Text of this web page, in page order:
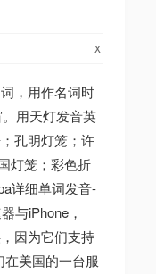
x
，用作名词时
。用天灯发音英
孔明灯笼；许
灯笼；彩色折
详细单词发音-
与iPhone，
因为它们支持
美国的一台服